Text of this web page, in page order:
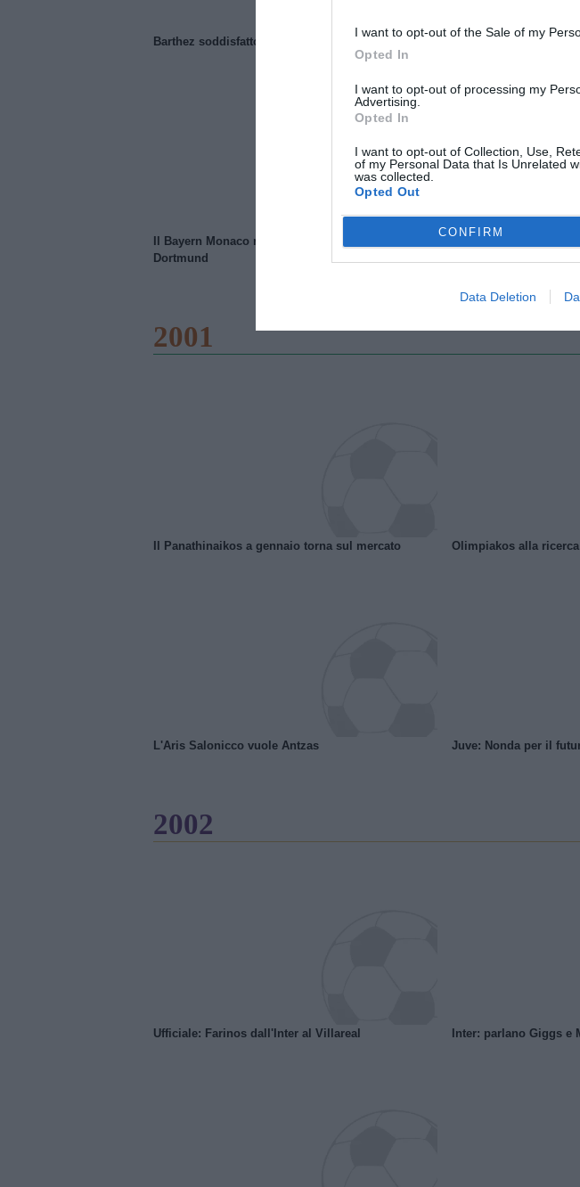
I want to opt-out of the Sale of my
Opted In
I want to opt-out of processing my
Advertising.
Opted In
I want to opt-out of Collection, Use,
of my Personal Data that Is Unrelated
was collected.
Opted Out
CONFIRM
Data Deletion
Barthez soddisfatto del Manchester United Il Rayo Vallecano
Il Bayern Monaco ridimensiona il Borussia
Dortmund
2001
Il Panathinaikos a gennaio torna sul mercato Olimpiakos alla
L'Aris Salonicco vuole Antzas Juve: Nonda per il
2002
Ufficiale: Farinos dall'Inter al Villareal Inter: parlano Giggs e